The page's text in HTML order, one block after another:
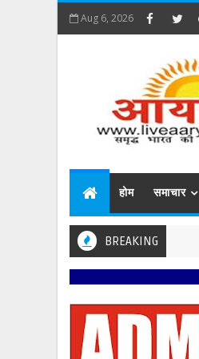
Aug 6, 2026
होम समाचार
BREAKING